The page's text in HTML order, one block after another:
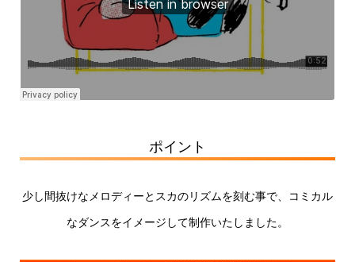
ポイント
少し間抜けなメロディーとスカのリズムを刻む事で、コミカル
なダンスをイメージして制作いたしました。